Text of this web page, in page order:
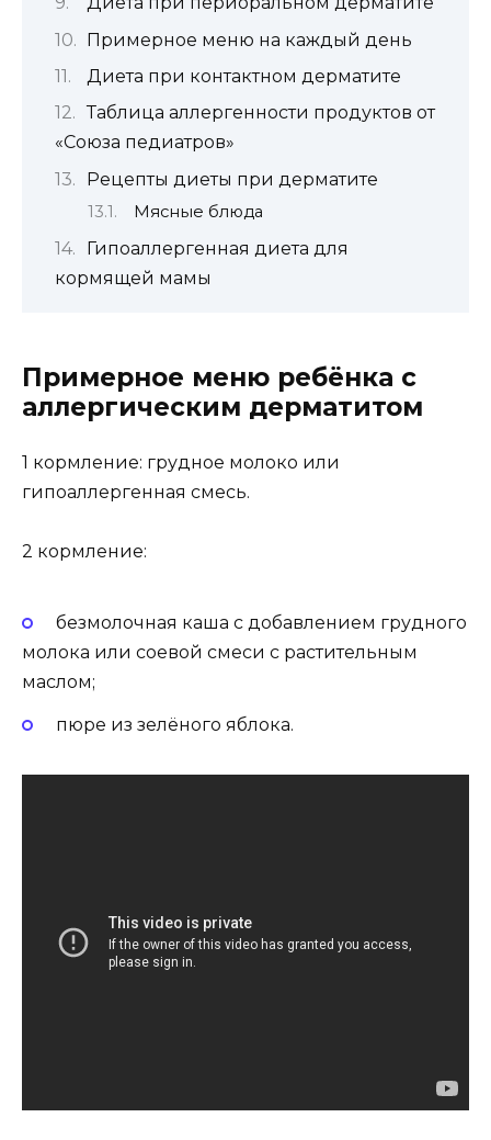
Примерное меню на каждый день
Диета при контактном дерматите
Таблица аллергенности продуктов от
«Союза педиатров»
Рецепты диеты при дерматите
Мясные блюда
Гипоаллергенная диета для
кормящей мамы
Примерное меню ребёнка с
аллергическим дерматитом
1 кормление: грудное молоко или
гипоаллергенная смесь.
2 кормление:
безмолочная каша с добавлением грудного
молока или соевой смеси с растительным
маслом;
пюре из зелёного яблока.